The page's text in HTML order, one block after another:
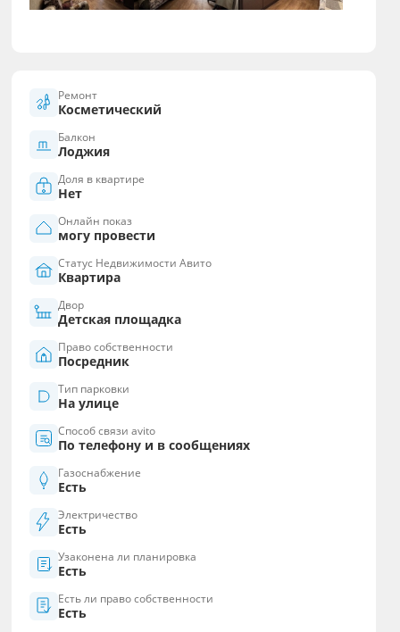
Ремонт
Косметический
Балкон
Лоджия
Доля в квартире
Нет
Онлайн показ
могу провести
Статус Недвижимости Авито
Квартира
Двор
Детская площадка
Право собственности
Посредник
Тип парковки
На улице
Способ связи avito
По телефону и в сообщениях
Газоснабжение
Есть
Электричество
Есть
Узаконена ли планировка
Есть
Есть ли право собственности
Есть